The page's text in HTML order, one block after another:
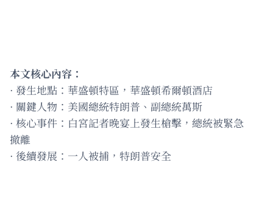
本文核心內容：
· 發生地點：華盛頓特區，華盛頓希爾頓酒店
· 關鍵人物：美國總統特朗普、副總統萬斯
· 核心事件：白宮記者晚宴上發生槍擊，總統被緊急
撤離
· 後續發展：一人被捕，特朗普安全